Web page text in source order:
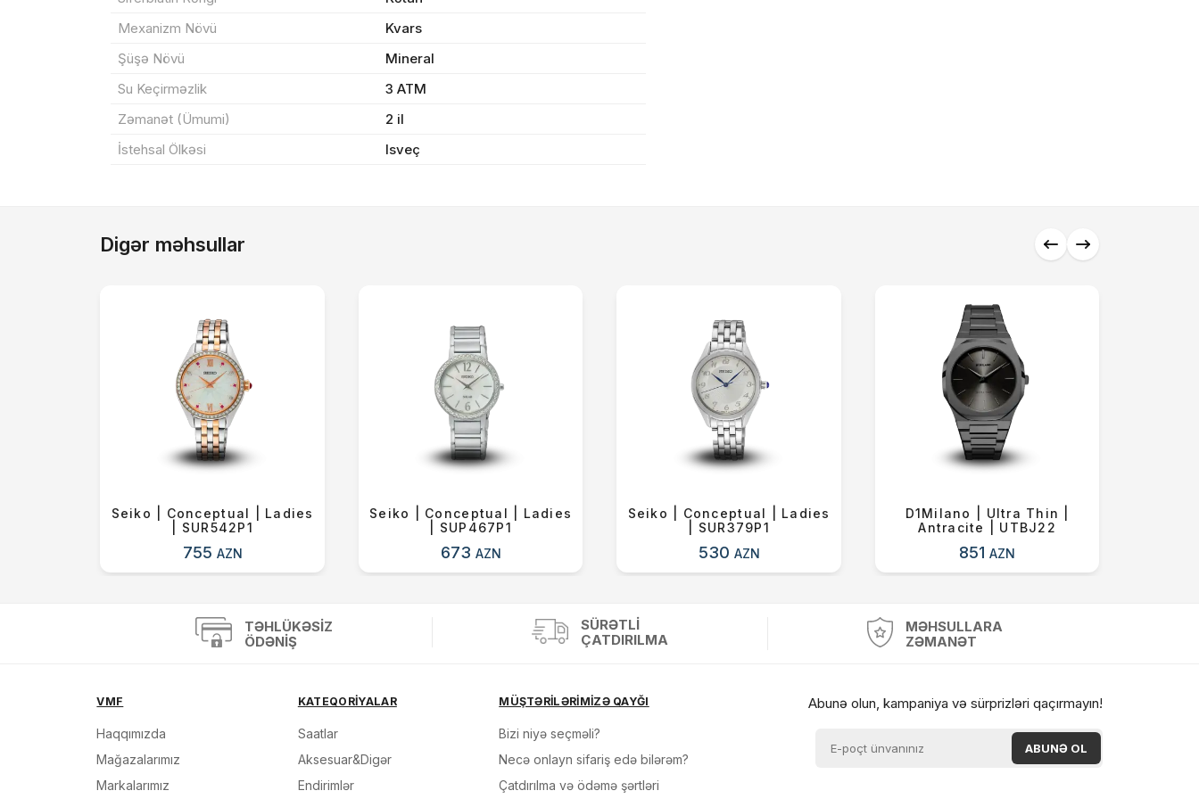
Mexanizm Növü
Kvars
Şüşə Növü
Mineral
Su Keçirməzlik
3 ATM
Zəmanət (Ümumi)
2 il
İstehsal Ölkəsi
Isveç
Digər məhsullar
Seiko | Conceptual | Ladies
| SUR542P1
755 AZN
Seiko | Conceptual | Ladies
| SUP467P1
673 AZN
Seiko | Conceptual | Ladies
| SUR379P1
530 AZN
D1Milano | Ultra Thin |
Antracite | UTBJ22
851AZN
TƏHLÜKƏSIZ
ÖDƏNIŞ
SÜRƏTLI
ÇATDIRILMA
MƏHSULLARA
ZƏMANƏT
VMF
Haqqımızda
Mağazalarımız
Markalarımız
KATEQORİYALAR
Saatlar
Aksesuar&Digər
Endirimlər
MÜŞTƏRİLƏRİMİZƏ QAYĞI
Bizi niyə seçməli?
Necə onlayn sifariş edə bilərəm?
Çatdırılma və ödəmə şərtləri
Abunə olun, kampaniya və sürprizləri qaçırmayın!